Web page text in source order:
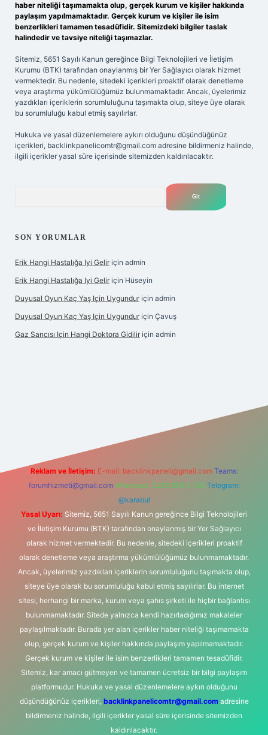
haber niteliği taşımamakta olup, gerçek kurum ve kişiler hakkında
paylaşım yapılmamaktadır. Gerçek kurum ve kişiler ile isim
benzerlikleri tamamen tesadüfidir. Sitemizdeki bilgiler taslak
halindedir ve tavsiye niteliği taşımazlar.
Sitemiz, 5651 Sayılı Kanun gereğince Bilgi Teknolojileri ve İletişim
Kurumu (BTK) tarafından onaylanmış bir Yer Sağlayıcı olarak hizmet
vermektedir. Bu nedenle, sitedeki içerikleri proaktif olarak denetleme
veya araştırma yükümlülüğümüz bulunmamaktadır. Ancak, üyelerimiz
yazdıkları içeriklerin sorumluluğunu taşımakta olup, siteye üye olarak
bu sorumluluğu kabul etmiş sayılırlar.
Hukuka ve yasal düzenlemelere aykırı olduğunu düşündüğünüz
içerikleri, backlinkpanelicomtr@gmail.com adresine bildirmeniz halinde,
ilgili içerikler yasal süre içerisinde sitemizden kaldırılacaktır.
SON YORUMLAR
Erik Hangi Hastalığa Iyi Gelir için admin
Erik Hangi Hastalığa Iyi Gelir için Hüseyin
Duyusal Oyun Kaç Yaş Için Uygundur için admin
Duyusal Oyun Kaç Yaş Için Uygundur için Çavuş
Gaz Sancısı Için Hangi Doktora Gidilir için admin
Reklam ve İletişim: E-mail: backlinkpaneli@gmail.com Teams:
forumhizmeti@gmail.com Whatsapp: 0262 606 0 726 Telegram:
@karabul
Yasal Uyarı: Sitemiz, 5651 Sayılı Kanun gereğince Bilgi Teknolojileri
ve İletişim Kurumu (BTK) tarafından onaylanmış bir Yer Sağlayıcı
olarak hizmet vermektedir. Bu nedenle, sitedeki içerikleri proaktif
olarak denetleme veya araştırma yükümlülüğümüz bulunmamaktadır.
Ancak, üyelerimiz yazdıkları içeriklerin sorumluluğunu taşımakta olup,
siteye üye olarak bu sorumluluğu kabul etmiş sayılırlar. Bu internet
sitesi, herhangi bir marka, kurum veya şahıs şirketi ile hiçbir bağlantısı
bulunmamaktadır. Sitede yalnızca kendi hazırladığımız makaleler
paylaşılmaktadır. Burada yer alan içerikler haber niteliği taşımamakta
olup, gerçek kurum ve kişiler hakkında paylaşım yapılmamaktadır.
Gerçek kurum ve kişiler ile isim benzerlikleri tamamen tesadüfidir.
Sitemiz, kar amacı gütmeyen ve tamamen ücretsiz bir bilgi paylaşım
platformudur. Hukuka ve yasal düzenlemelere aykırı olduğunu
düşündüğünüz içerikleri, backlinkpanelicomtr@gmail.comadresine
bildirmeniz halinde, ilgili içerikler yasal süre içerisinde sitemizden
kaldırılacaktır.